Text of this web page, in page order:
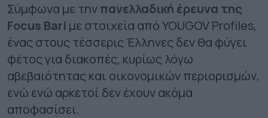
Σύμφωνα με τηνπανελλαδική έρευνα της
Focus Bari με στοιχεία από YOUGOV Prοfiles,
ένας στους τέσσερις Έλληνες δεν θα φύγει
φέτος για διακοπές, κυρίως λόγω
αβεβαιότητας και οικονομικών περιορισμών,
ενώ ενώ αρκετοί δεν έχουν ακόμα
αποφασίσει.